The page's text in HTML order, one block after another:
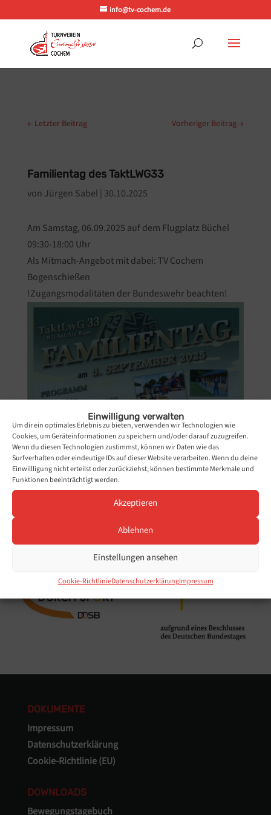
Einwilligung verwalten
Um dir ein optimales Erlebnis zu bieten, verwenden wir Technologien wie
Cookies, um Geräteinformationen zu speichern und/oder darauf zuzugreifen.
Wenn du diesen Technologien zustimmst, können wir Daten wie das
Surfverhalten oder eindeutige IDs auf dieser Website verarbeiten. Wenn du deine
Einwillligung nicht erteilst oder zurückziehst, können bestimmte Merkmale und
Funktionen beeinträchtigt werden.
Akzeptieren
Ablehnen
Einstellungen ansehen
Cookie-RichtlinieDatenschutzerklärungImpressum
info@tv-cochem.de
← Letzter Beitrag Vorheriger Beitrag→
Familientag des TaktLWG33
von Jürgen Sabel | 30.10.2025
Am Samstag, 06.09.2025 auf dem Flugplatz Büchel
09:30-18:00 Uhr
Als Mitmach-Angebot mit dabei: TV Cochem
Bogenschießen
!Zugangsmodalitäten der Bundeswehr beachten!
DOKUMENTE
Impressum
Datenschutzerklärung
Cookie-Richtlinie (EU)
DOWNLOADS
Bewegungstagebuch